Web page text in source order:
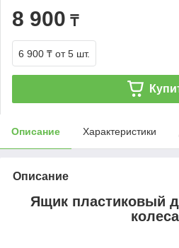
8 900 ₸
6 900 ₸ от 5 шт.
Описание Характеристики
Описание
Ящик пластиковый